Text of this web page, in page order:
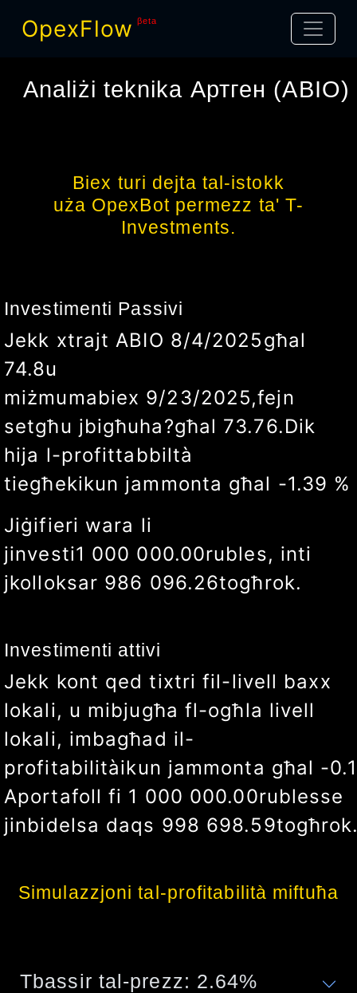
OpexFlow βeta
Analiżi teknika Артген (ABIO)
Biex turi dejta tal-istokk
uża OpexBot permezz ta' T-
Investments.
Investimenti Passivi
Jekk xtrajt ABIO 8/4/2025għal
74.8u
miżmumabiex 9/27/2025,fejn
setgħu jbigħuha?għal 73.48.Dik
hija l-profittabbiltà
tiegħekikun jammonta għal -1.76 %
Jiġifieri wara li
jinvesti1 000 000.00rubles, inti
jkolloksar 982 352.94togħrok.
Investimenti attivi
Jekk kont qed tixtri fil-livell baxx
lokali, u mibjugħa fl-ogħla livell
lokali, imbagħad il-
profitabilitàikun jammonta għal -
Aportafoll fi 1 000 000.00rublesse
jinbidelsa daqs 998 698.59
Simulazzjoni tal-profitabilità miftuħa
Tbassir tal-prezz: 2.64%